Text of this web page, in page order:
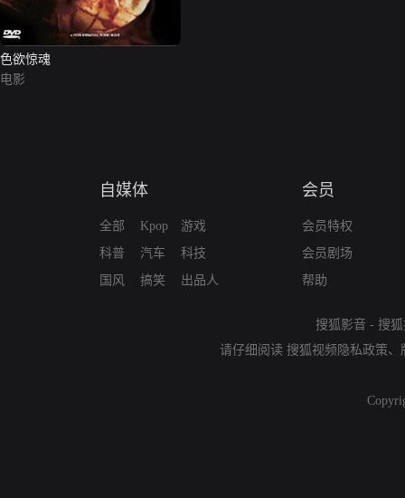
色欲惊魂
电影
自媒体
全部
科普
国风
Kpop
汽车
搞笑
游戏
科技
出品人
会员
会员特权
会员剧场
帮助
搜狐影音 - 搜
请仔细阅读 搜狐视频隐私政策、